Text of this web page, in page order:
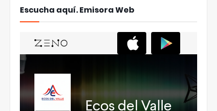
Escucha aquí. Emisora Web